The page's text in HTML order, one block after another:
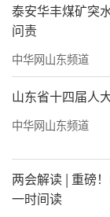
泰安华丰煤矿突
问责
中华网山东频道
山东省十四届人
中华网山东频道
两会解读 | 重磅
一时间读